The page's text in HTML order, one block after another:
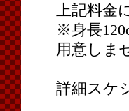
上記料金
※身長
用意しま
詳細スケ